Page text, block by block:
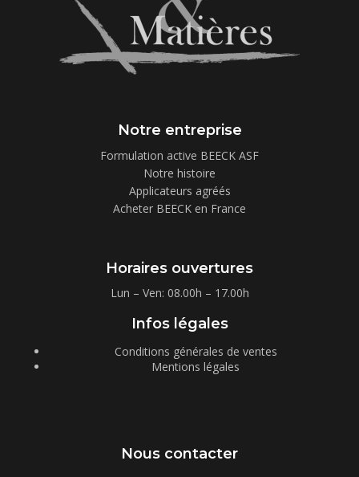
Notre entreprise
Formulation active BEECK ASF
Notre histoire
Applicateurs agréés
Acheter BEECK en France
Horaires ouvertures
Lun – Ven: 08.00h – 17.00h
Infos légales
Conditions générales de ventes
Mentions légales
Nous contacter